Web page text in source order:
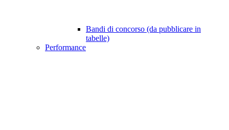
Bandi di concorso (da pubblicare in
tabelle)
Performance